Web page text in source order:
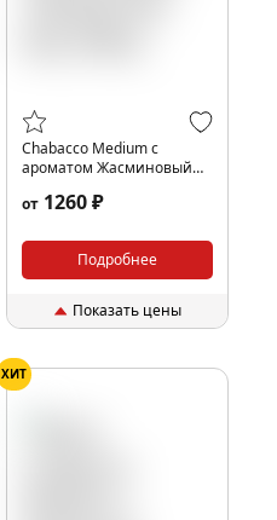
Chabacco Medium с
ароматом Жасминовый
от 1260 ₽
Подробнее
Показать цены
ХИТ